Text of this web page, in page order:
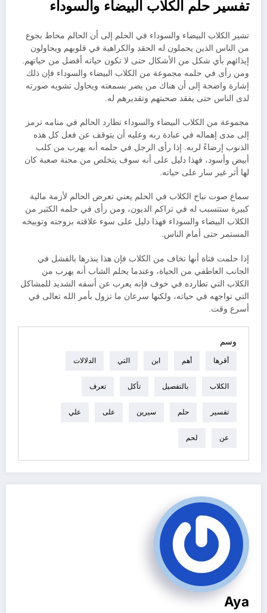
تفسير حلم الكلاب البيضاء والسوداء
تشير الكلاب البيضاء والسوداء في الحلم إلى أن الحالم محاط بجوع
من الناس الذين يحملون له الحقد والكراهية في قلوبهم ويحاولون
إيذائهم بأي شكل من الأشكال حتى لا تكون حياته أفضل من حياتهم.
ومن رأى في حلمه مجموعة من الكلاب البيضاء والسوداء فإن ذلك
إشارة واضحة إلى أن هناك من يضر بسمعته ويحاول تشويه صورته
لدى الناس حتى يفقد صحبتهم وتقديرهم له.
مجموعة من الكلاب البيضاء والسوداء تطارد الحالم في منامه ترمز
إلى مدى إهماله في عبادة ربه وعليه أن يتوقف عن فعل كل هذه
الذنوب إرضاءً لربه. إذا رأى الرجل في حلمه أنه يهرب من كلب
أبيض وأسود، فهذا دليل على أنه سوف يتخلص من محنة صعبة كان
لها أثر غير سار على حياته.
سماع صوت نباح الكلاب في الحلم يعني تعرض الحالم لأزمة مالية
كبيرة ستتسبب له في تراكم الديون، ومن رأى في حلمه الكثير من
الكلاب البيضاء والسوداء فهذا دليل على سوء علاقته بزوجته وتوبيخه
المستمر حتى أمام الناس.
إذا حلمت فتاة أنها تخاف من الكلاب فإن هذا ينذرها بالفشل في
الجانب العاطفي من الحياة، وعندما يحلم الشاب أنه يهرب من
الكلاب التي تطارده في خوف فإنه يعرب عن أسفه الشديد للمشاكل
التي تواجهه في حياته، ولكنها سرعان ما تزول بأمر الله تعالى في
أسرع وقت.
وسم
أقرها أهم ابن التي الدلالات
الكلاب بالتفصيل تأكل تعرف
تفسير حلم سيرين على علي
عن لحم
Aya